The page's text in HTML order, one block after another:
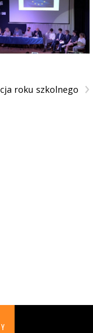
›
roku szkolnego